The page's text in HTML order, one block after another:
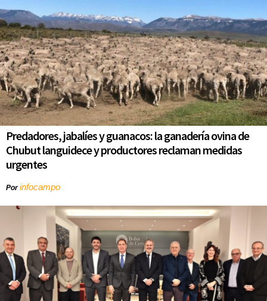
Predadores, jabalíes y guanacos: la ganadería ovina de
Chubut languidece y productores reclaman medidas
urgentes
Porinfocampo